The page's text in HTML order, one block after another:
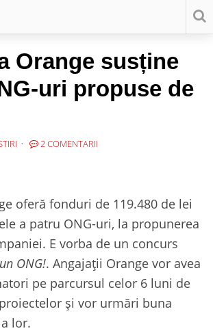
Orange susține
uri propuse de
2 COMENTARII
oferă fonduri de 119.480 de lei
a patru ONG-uri, la propunerea
E vorba de un concurs
ONG!. Angajaţii Orange vor avea
pe parcursul celor 6 luni de
şi vor urmări buna
lor.